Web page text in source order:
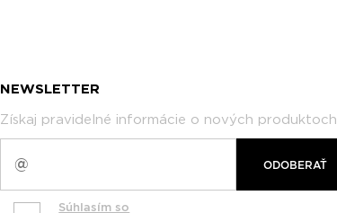
NEWSLETTER
Získaj pravidelné informácie o nových produktoch
ODOBERAŤ
Súhlasím so